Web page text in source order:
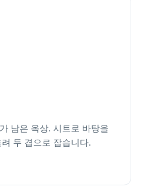
남은 옥상. 시트로 바탕을
두 겹으로 잡습니다.